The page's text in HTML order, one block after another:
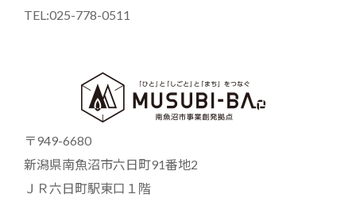
〒949-6680
新潟県南魚沼市六日町91番地2
ＪＲ六日町駅東口１階
TEL:025-778-0511